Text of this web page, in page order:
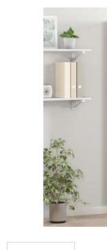
produktu
hviezdičiek.